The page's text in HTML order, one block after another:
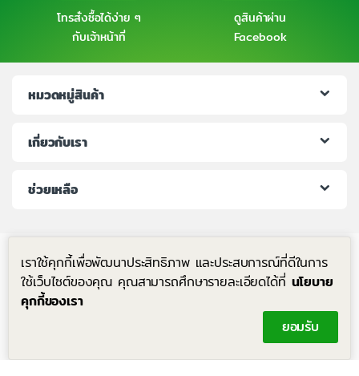
โทรสั่งซื้อได้ง่าย ๆ
กับเจ้าหน้าที่
ดูสินค้าผ่าน
Facebook
หมวดหมู่สินค้า
เกี่ยวกับเรา
ช่วยเหลือ
เราใช้คุกกี้เพื่อพัฒนาประสิทธิภาพ และประสบการณ์ที่ดีในการ
ใช้เว็บไซต์ของคุณ คุณสามารถศึกษารายละเอียดได้ที่ นโยบาย
คุกกี้ของเรา
ยอมรับ